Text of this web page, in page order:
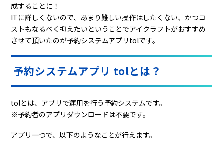
成することに！
ITに詳しくないので、あまり難しい操作はしたくない、かつコ
ストもなるべく抑えたいということでアイクラフトがおすすめ
させて頂いたのが予約システムアプリtolです。
予約システムアプリ tolとは？
tolとは、アプリで運用を行う予約システムです。
※予約者のアプリダウンロードは不要です。
アプリ一つで、以下のようなことが行えます。